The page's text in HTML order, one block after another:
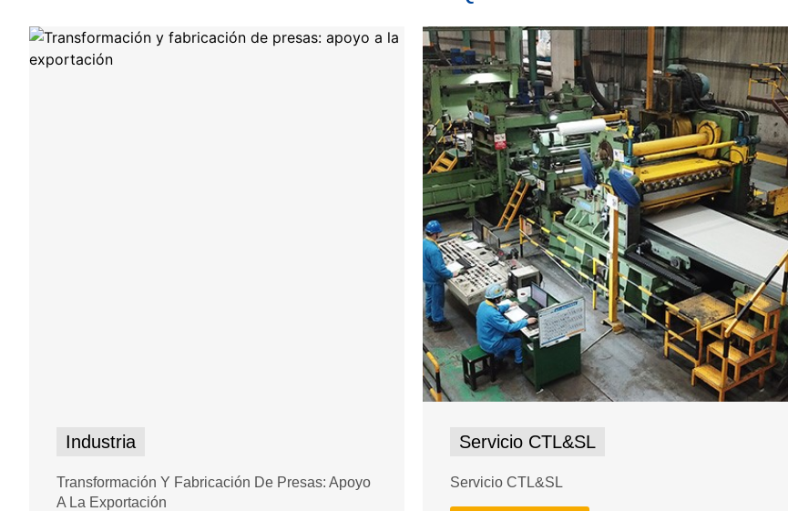
Industria
Transformación Y Fabricación De Presas: Apoyo
A La Exportación
Servicio CTL&SL
Servicio CTL&SL